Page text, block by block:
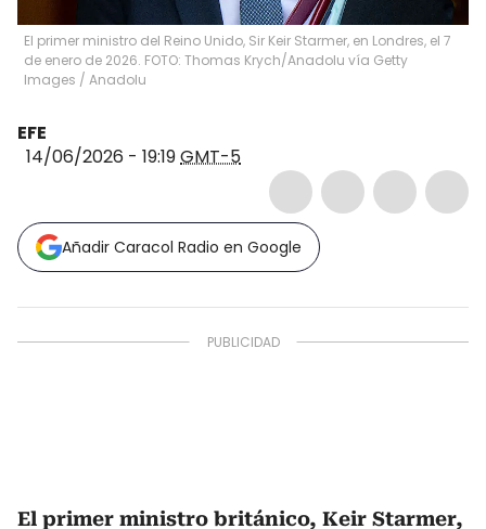
El primer ministro del Reino Unido, Sir Keir Starmer, en Londres, el 7
de enero de 2026. FOTO: Thomas Krych/Anadolu vía Getty
Images / Anadolu
EFE
14/06/2026 - 19:19GMT-5
Añadir Caracol Radio en Google
El primer ministro británico, Keir Starmer,